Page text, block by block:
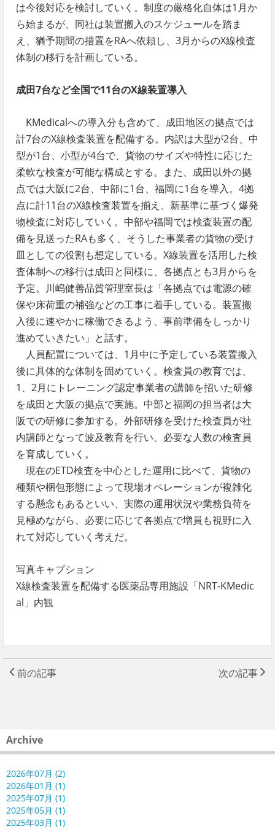
は今後対応を検討していく。制度の厳格化自体は1月か
ら始まるが、同社は装置搬入のスケジュールを踏ま
え、猶予期間の措置をRAへ依頼し、3月からのX線検査
体制の移行を計画している。
成田7台など全国で11台のX線装置導入
KMedicalへの導入分も含めて、成田地区の拠点では
計7台のX線検査装置を配備する。内訳は大型が2台、中
型が1台、小型が4台で、貨物のサイズや特性に応じた
柔軟な検査が可能な構成とする。また、成田以外の拠
点では大阪に2台、中部に1台、福岡に1台を導入。4拠
点に計11台のX線検査装置を揃え、新基準に基づく爆発
物検査に対応していく。中部や福岡では検査装置の配
備を見送ったRAも多く、そうした事業者の貨物の受け
皿としての役割も想定している。X線装置を活用した検
査体制への移行は成田と同様に、各拠点とも3月からを
予定。川嶋健善品質管理室長は「各拠点では電源の確
保や床荷重の補強などの工事に着手している。装置搬
入後に速やかに稼働できるよう、事前準備をしっかり
進めていきたい」と話す。
人員配置については、1月中に予定している装置搬入
後に具体的な体制を固めていく。検査員の教育では、
1、2月にトレーニング認定事業者の講師を招いた研修
を成田と大阪の拠点で実施。中部と福岡の担当者は大
阪での研修に参加する。外部研修を受けた検査員が社
内講師となって波及教育を行い、必要な人数の検査員
を育成していく。
現在のETD検査を中心とした運用に比べて、貨物の
種類や梱包形態によって現場オペレーションが複雑化
する懸念もあるといい、実際の運用状況や業務負荷を
見極めながら、必要に応じて各拠点で増員も視野に入
れて対応していく考えだ。
写真キャプション
X線検査装置を配備する医薬品専用施設「NRT-KMedic
al」内観
前の記事 次の記事
Archive
2026年07月 (2)
2026年01月 (1)
2025年07月 (1)
2025年05月 (1)
2025年03月 (1)